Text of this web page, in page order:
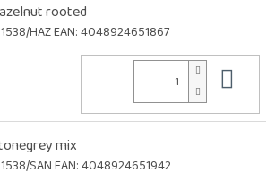
rooted
HAZEAN:4048924651867
mix
SANEAN:4048924651942